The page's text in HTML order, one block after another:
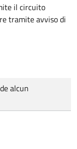
il circuito
tramite avviso di
alcun